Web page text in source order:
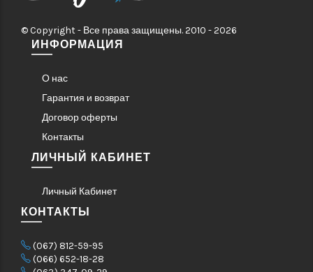
© Copyright - Все права защищены. 2010 - 2026
ИНФОРМАЦИЯ
О нас
Гарантия и возврат
Договор оферты
Контакты
ЛИЧНЫЙ КАБИНЕТ
Личный Кабинет
КОНТАКТЫ
(067) 812-59-95
(066) 652-18-28